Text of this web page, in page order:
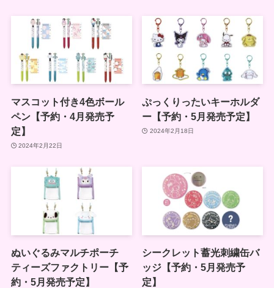
マスコット付き4色ボール
ペン【予約・4月発売予
定】
2024年2月22日
ぷっくりったいキーホルダ
ー【予約・5月発売予定】
2024年2月18日
ぬいぐるみマルチポーチ
ティーズファクトリー【予
約・5月発売予定】
シークレット蓄光刺繍缶バ
ッジ【予約・5月発売予
定】